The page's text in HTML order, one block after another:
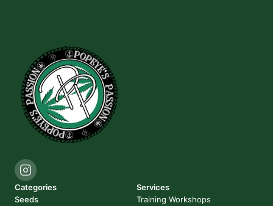
Categories
Seeds
Services
Training Workshops